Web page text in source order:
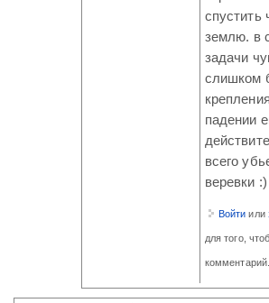
спустить
землю. в
задачи
слишком
падении
всего
веревки :)
Войти или
для того,
комментарий.